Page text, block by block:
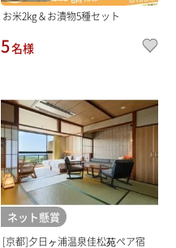
お米2kg＆お漬物5種セット
5名様
ネット懸賞
[京都]夕日ヶ浦温泉佳松苑ペア宿